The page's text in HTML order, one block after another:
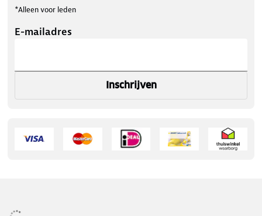
*Alleen voor leden
E-mailadres
Inschrijven